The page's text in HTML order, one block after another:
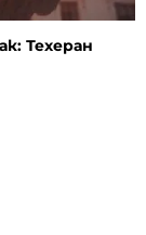
Техеран